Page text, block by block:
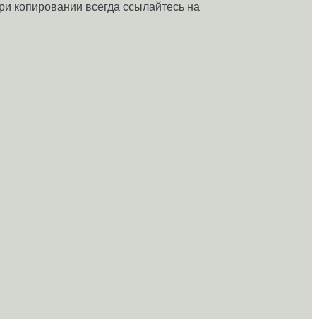
копировании всегда ссылайтесь на